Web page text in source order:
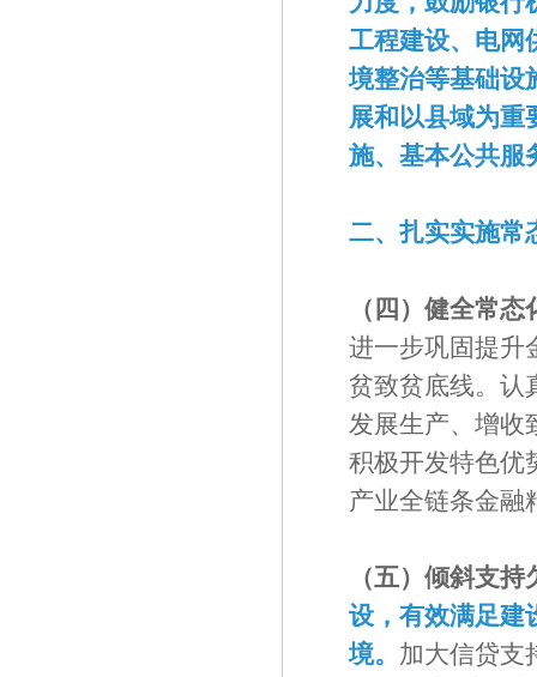
工程建设、电网
境整治等基础设
展和以县域为重
施、基本公共服
二、扎实实施常
（四）健全常
进一步巩固提升
贫致贫底线。认
发展生产、增收
积极开发特色优
产业全链条金融
（五）倾斜支
设，有效满足建
境。 加大信贷支